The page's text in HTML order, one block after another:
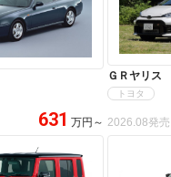
631 万円 ～
ＧＲヤリス
トヨタ
2026.08発売